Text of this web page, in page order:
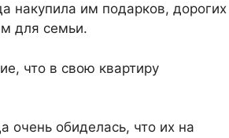
накупила им подарков, дорогих
для семьи.
что в свою квартиру
очень обиделась, что их на